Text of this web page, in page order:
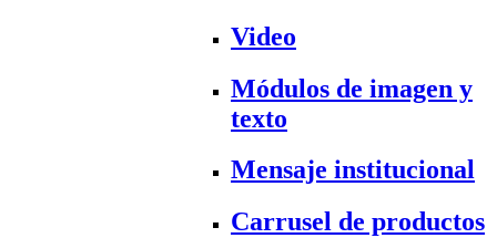
Video
Módulos de imagen y
texto
Mensaje institucional
Carrusel de productos